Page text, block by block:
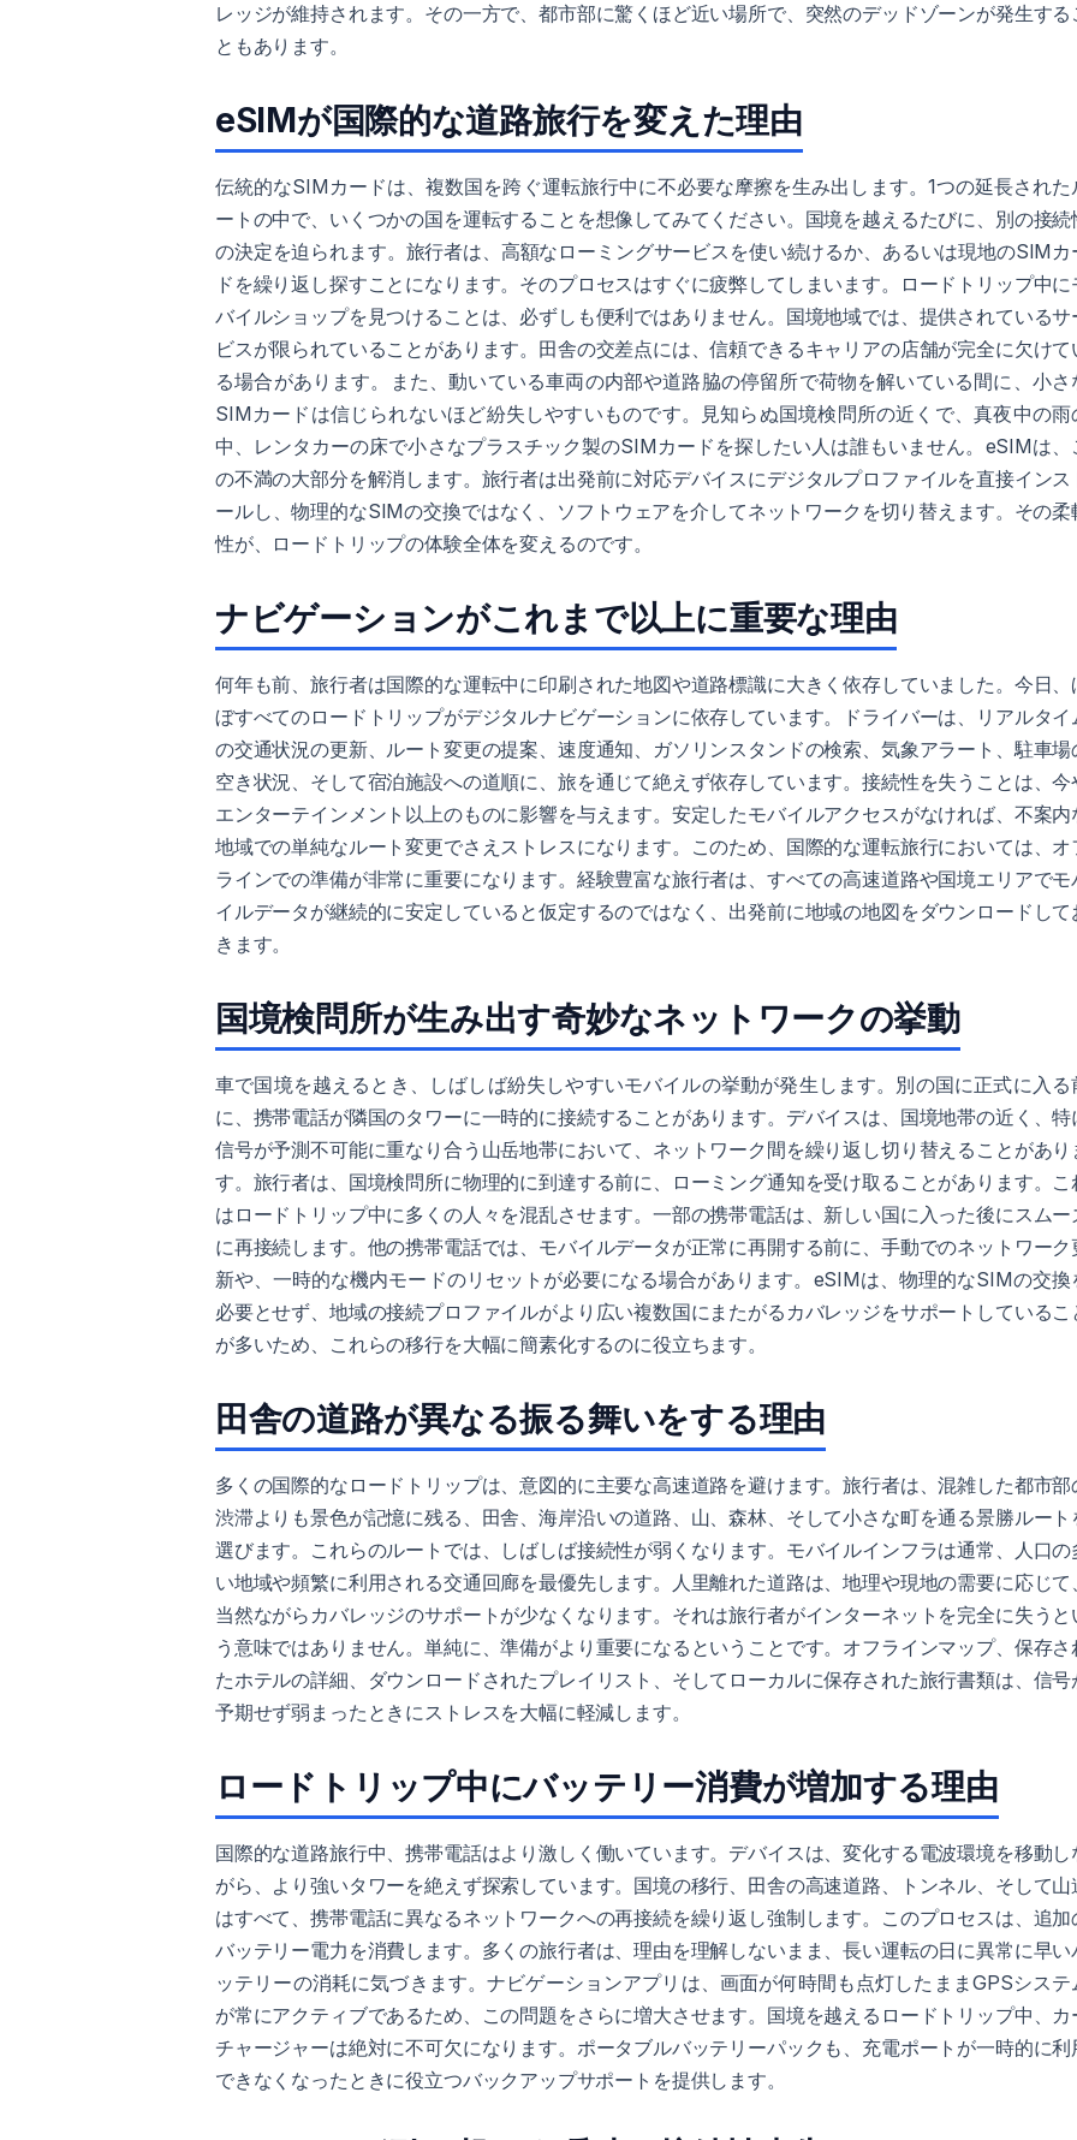
レッジが維持されます。その一方で、都市部に驚くほど近い場所で、突然のデッドゾーンが発生する
ともあります。
eSIMが国際的な道路旅行を変えた理由
伝統的なSIMカードは、複数国を跨ぐ運転旅行中に不必要な摩擦を生み出します。1つの延長された
ートの中で、いくつかの国を運転することを想像してみてください。国境を越えるたびに、別の接続
の決定を迫られます。旅行者は、高額なローミングサービスを使い続けるか、あるいは現地のSIMカ
ドを繰り返し探すことになります。そのプロセスはすぐに疲弊してしまいます。ロードトリップ中に
バイルショップを見つけることは、必ずしも便利ではありません。国境地域では、提供されているサ
ビスが限られていることがあります。田舎の交差点には、信頼できるキャリアの店舗が完全に欠けて
る場合があります。また、動いている車両の内部や道路脇の停留所で荷物を解いている間に、小さ
SIMカードは信じられないほど紛失しやすいものです。見知らぬ国境検問所の近くで、真夜中の雨
中、レンタカーの床で小さなプラスチック製のSIMカードを探したい人は誰もいません。eSIMは、
の不満の大部分を解消します。旅行者は出発前に対応デバイスにデジタルプロファイルを直接インス
ールし、物理的なSIMの交換ではなく、ソフトウェアを介してネットワークを切り替えます。その柔
性が、ロードトリップの体験全体を変えるのです。
ナビゲーションがこれまで以上に重要な理由
何年も前、旅行者は国際的な運転中に印刷された地図や道路標識に大きく依存していました。今日、
ぼすべてのロードトリップがデジタルナビゲーションに依存しています。ドライバーは、リアルタイ
の交通状況の更新、ルート変更の提案、速度通知、ガソリンスタンドの検索、気象アラート、駐車場
空き状況、そして宿泊施設への道順に、旅を通じて絶えず依存しています。接続性を失うことは、今
エンターテインメント以上のものに影響を与えます。安定したモバイルアクセスがなければ、不案内
地域での単純なルート変更でさえストレスになります。このため、国際的な運転旅行においては、オ
ラインでの準備が非常に重要になります。経験豊富な旅行者は、すべての高速道路や国境エリアでモ
イルデータが継続的に安定していると仮定するのではなく、出発前に地域の地図をダウンロードして
きます。
国境検問所が生み出す奇妙なネットワークの挙動
車で国境を越えるとき、しばしば紛失しやすいモバイルの挙動が発生します。別の国に正式に入る
に、携帯電話が隣国のタワーに一時的に接続することがあります。デバイスは、国境地帯の近く、特
信号が予測不可能に重なり合う山岳地帯において、ネットワーク間を繰り返し切り替えることがあり
す。旅行者は、国境検問所に物理的に到達する前に、ローミング通知を受け取ることがあります。こ
はロードトリップ中に多くの人々を混乱させます。一部の携帯電話は、新しい国に入った後にスムー
に再接続します。他の携帯電話では、モバイルデータが正常に再開する前に、手動でのネットワーク
新や、一時的な機内モードのリセットが必要になる場合があります。eSIMは、物理的なSIMの交換
必要とせず、地域の接続プロファイルがより広い複数国にまたがるカバレッジをサポートしているこ
が多いため、これらの移行を大幅に簡素化するのに役立ちます。
田舎の道路が異なる振る舞いをする理由
多くの国際的なロードトリップは、意図的に主要な高速道路を避けます。旅行者は、混雑した都市部
渋滞よりも景色が記憶に残る、田舎、海岸沿いの道路、山、森林、そして小さな町を通る景勝ルート
選びます。これらのルートでは、しばしば接続性が弱くなります。モバイルインフラは通常、人口の
い地域や頻繁に利用される交通回廊を最優先します。人里離れた道路は、地理や現地の需要に応じて、
当然ながらカバレッジのサポートが少なくなります。それは旅行者がインターネットを完全に失うと
う意味ではありません。単純に、準備がより重要になるということです。オフラインマップ、保存さ
たホテルの詳細、ダウンロードされたプレイリスト、そしてローカルに保存された旅行書類は、信号
予期せず弱まったときにストレスを大幅に軽減します。
ロードトリップ中にバッテリー消費が増加する理由
国際的な道路旅行中、携帯電話はより激しく働いています。デバイスは、変化する電波環境を移動し
がら、より強いタワーを絶えず探索しています。国境の移行、田舎の高速道路、トンネル、そして山
はすべて、携帯電話に異なるネットワークへの再接続を繰り返し強制します。このプロセスは、追加
バッテリー電力を消費します。多くの旅行者は、理由を理解しないまま、長い運転の日に異常に早い
ッテリーの消耗に気づきます。ナビゲーションアプリは、画面が何時間も点灯したままGPSシステ
が常にアクティブであるため、この問題をさらに増大させます。国境を越えるロードトリップ中、カ
チャージャーは絶対に不可欠になります。ポータブルバッテリーパックも、充電ポートが一時的に利
できなくなったときに役立つバックアップサポートを提供します。